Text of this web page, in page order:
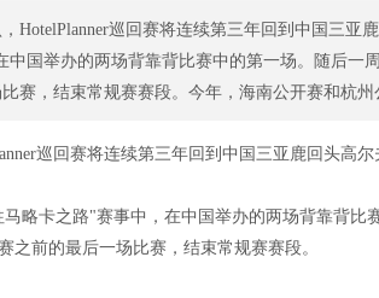
HotelPlanner巡回赛将连续第三年回到中国三亚
中国举办的两场背靠背比赛中的第一场。随后
赛，结束常规赛赛段。今年，海南公开赛和杭州
巡回赛将连续第三年回到中国三亚鹿回头高
马略卡之路"赛事中，在中国举办的两场背靠背
之前的最后一场比赛，结束常规赛赛段。